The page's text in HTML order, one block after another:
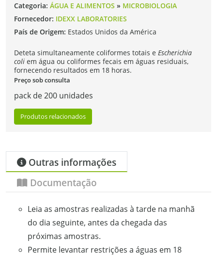
Categoria: ÁGUA E ALIMENTOS » MICROBIOLOGIA
Fornecedor: IDEXX LABORATORIES
País de Origem: Estados Unidos da América
Deteta simultaneamente coliformes totais e Escherichia
coli em água ou coliformes fecais em águas residuais,
fornecendo resultados em 18 horas.
Preço sob consulta
pack de 200 unidades
Produtos relacionados
Outras informações
Documentação
Leia as amostras realizadas à tarde na manhã
do dia seguinte, antes da chegada das
próximas amostras.
Permite levantar restrições a águas em 18